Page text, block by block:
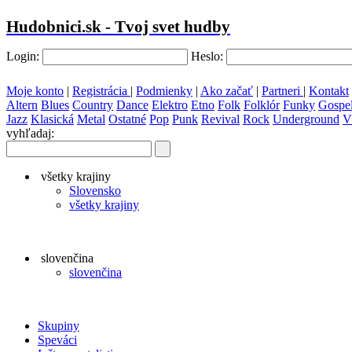
Hudobnici.sk - Tvoj svet hudby
Login: Heslo:
Moje konto | Registrácia | Podmienky | Ako začať | Partneri | Kontakt
Altern Blues Country Dance Elektro Etno Folk Folklór Funky Gospel
Jazz Klasická Metal Ostatné Pop Punk Revival Rock Underground
vyhľadaj:
všetky krajiny
Slovensko
všetky krajiny
slovenčina
slovenčina
Skupiny
Speváci